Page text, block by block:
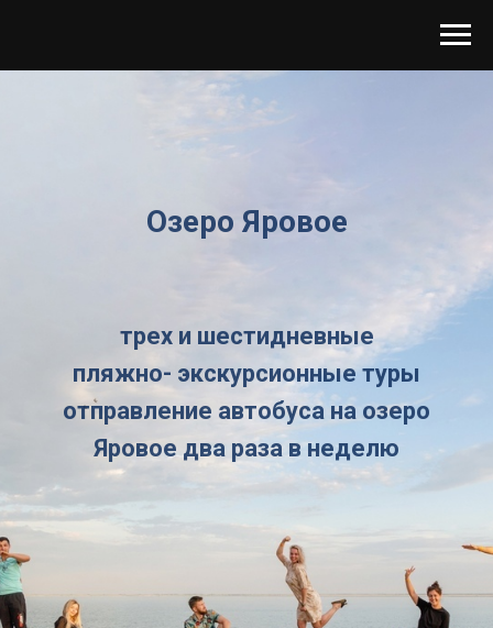
Озеро Яровое
трех и шестидневные
пляжно- экскурсионные туры
отправление автобуса на озеро
Яровое два раза в неделю